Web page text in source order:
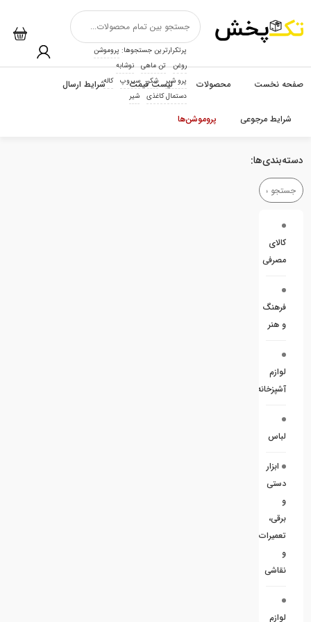
پرتکرارترین جستجوها: پروموشن
روغن
تن ماهی
نوشابه
پرو شیر
شکر سیروپ
کاله
دستمال کاغذی
شیر
صفحه نخست محصولات لیست قیمت شرایط ارسال
شرایط مرجوعی پروموشن‌ها
دسته‌بندی‌ها:
کالای
مصرفی
فرهنگ
و هنر
لوازم
آشپزخانه
لباس
ابزار
دستی
و
برقی،
تعمیرات
و
نقاشی
لوازم